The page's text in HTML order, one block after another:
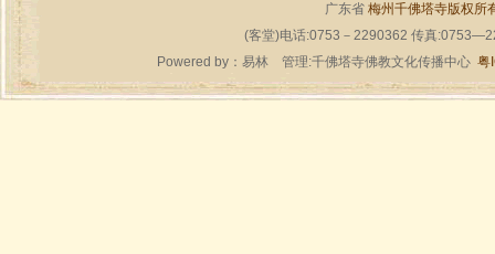
广东省 梅州千佛塔寺版权所
(客堂)电话:0753－2290362 传真
Powered by： 易林管理:千佛塔寺佛教文化传播中心 粤